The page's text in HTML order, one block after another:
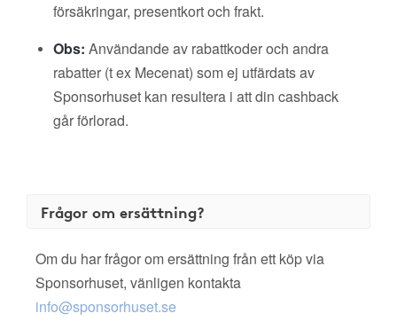
försäkringar, presentkort och frakt.
Obs: Användande av rabattkoder och andra
rabatter (t ex Mecenat) som ej utfärdats av
Sponsorhuset kan resultera i att din cashback
går förlorad.
Frågor om ersättning?
Om du har frågor om ersättning från ett köp via
Sponsorhuset, vänligen kontakta
info@sponsorhuset.se